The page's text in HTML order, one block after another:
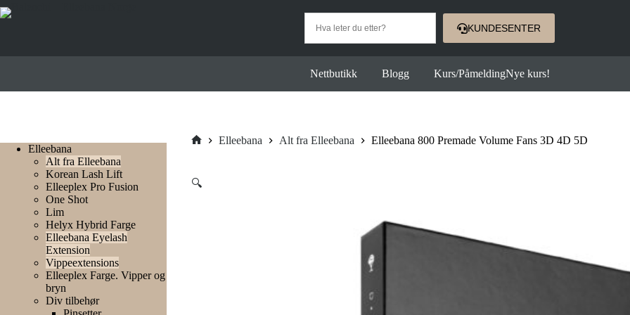
Hopp
til
KUNDESENTER
Nettbutikk Blogg Kurs/PåmeldingNye kurs!
Elleebana Alt fra Elleebana Elleebana 800 Premade Volume Fans 3D 4D 5D
🔍
Elleebana
Alt fra Elleebana
Korean Lash Lift
Elleeplex Pro Fusion
One Shot
Lim
Helyx Hybrid Farge
Elleebana Eyelash
Extension
Vippeextensions
Elleeplex Farge. Vipper og
bryn
Div tilbehør